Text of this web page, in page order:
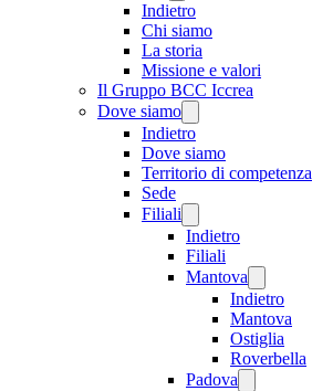
Indietro
Chi siamo
La storia
Missione e valori
Il Gruppo BCC Iccrea
Dove siamo
Indietro
Dove siamo
Territorio di competenza
Sede
Filiali
Indietro
Filiali
Mantova
Indietro
Mantova
Ostiglia
Roverbella
Padova